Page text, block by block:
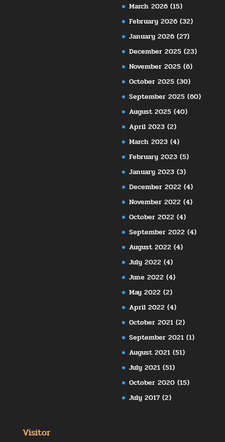
March 2026 (15)
February 2026 (32)
January 2026 (27)
December 2025 (23)
November 2025 (6)
October 2025 (30)
September 2025 (60)
August 2025 (40)
April 2023 (2)
March 2023 (4)
February 2023 (5)
January 2023 (3)
December 2022 (4)
November 2022 (4)
October 2022 (4)
September 2022 (4)
August 2022 (4)
July 2022 (4)
June 2022 (4)
May 2022 (2)
April 2022 (4)
October 2021 (2)
September 2021 (1)
August 2021 (51)
July 2021 (51)
October 2020 (15)
July 2017 (2)
Visitor